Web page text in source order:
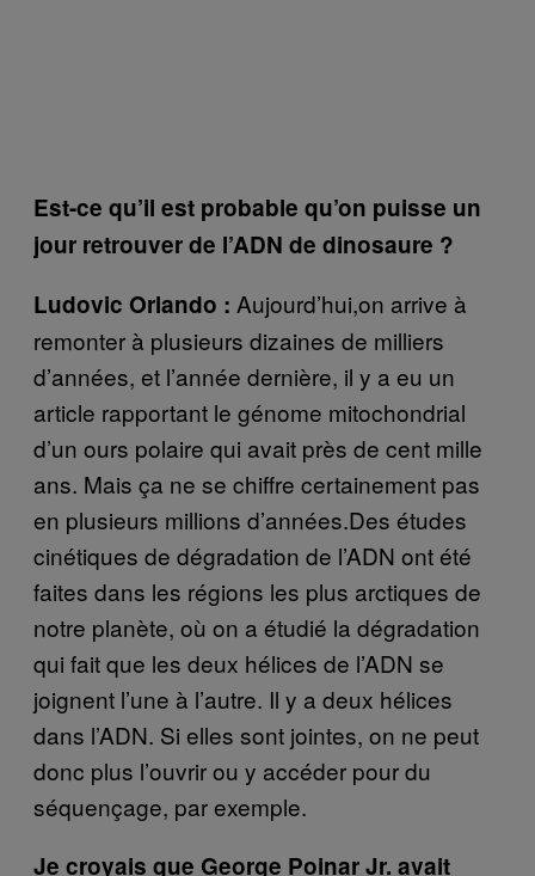
Est-ce qu’il est probable qu’on puisse un
jour retrouver de l’ADN de dinosaure ?
Ludovic Orlando : Aujourd’hui,on arrive à
remonter à plusieurs dizaines de milliers
d’années, et l’année dernière, il y a eu un
article rapportant le génome mitochondrial
d’un ours polaire qui avait près de cent mille
ans. Mais ça ne se chiffre certainement pas
en plusieurs millions d’années.Des études
cinétiques de dégradation de l’ADN ont été
faites dans les régions les plus arctiques de
notre planète, où on a étudié la dégradation
qui fait que les deux hélices de l’ADN se
joignent l’une à l’autre. Il y a deux hélices
dans l’ADN. Si elles sont jointes, on ne peut
donc plus l’ouvrir ou y accéder pour du
séquençage, par exemple.
Je croyais que George Poinar Jr. avait